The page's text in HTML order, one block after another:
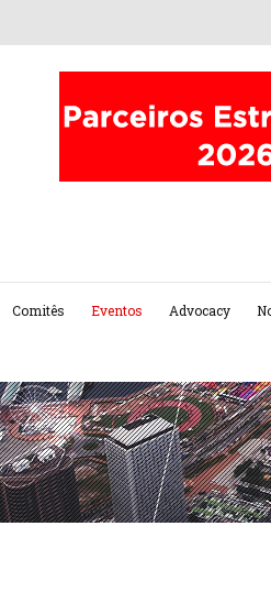
Comitês Eventos Advocacy